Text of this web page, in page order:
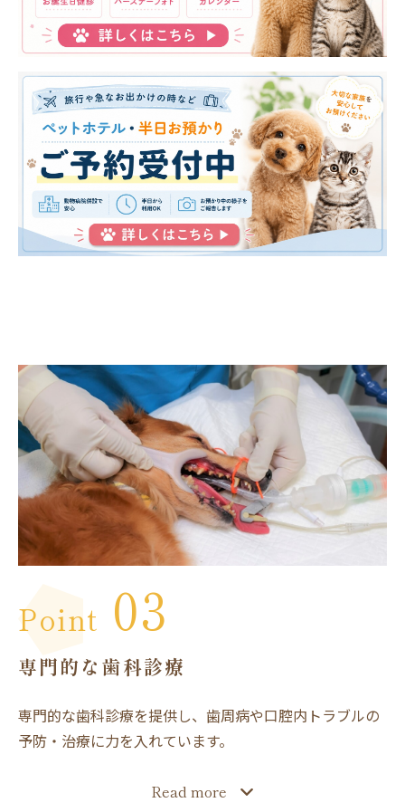
Point 03
専門的な歯科診療
専門的な歯科診療を提供し、歯周病や口腔内トラブルの
予防・治療に力を入れています。
Read more